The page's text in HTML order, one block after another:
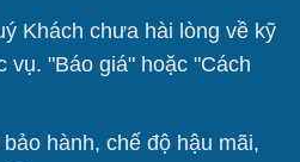
Khách chưa hài lòng về kỹ
vụ. "Báo giá" hoặc "Cách
hành, chế độ hậu mãi,